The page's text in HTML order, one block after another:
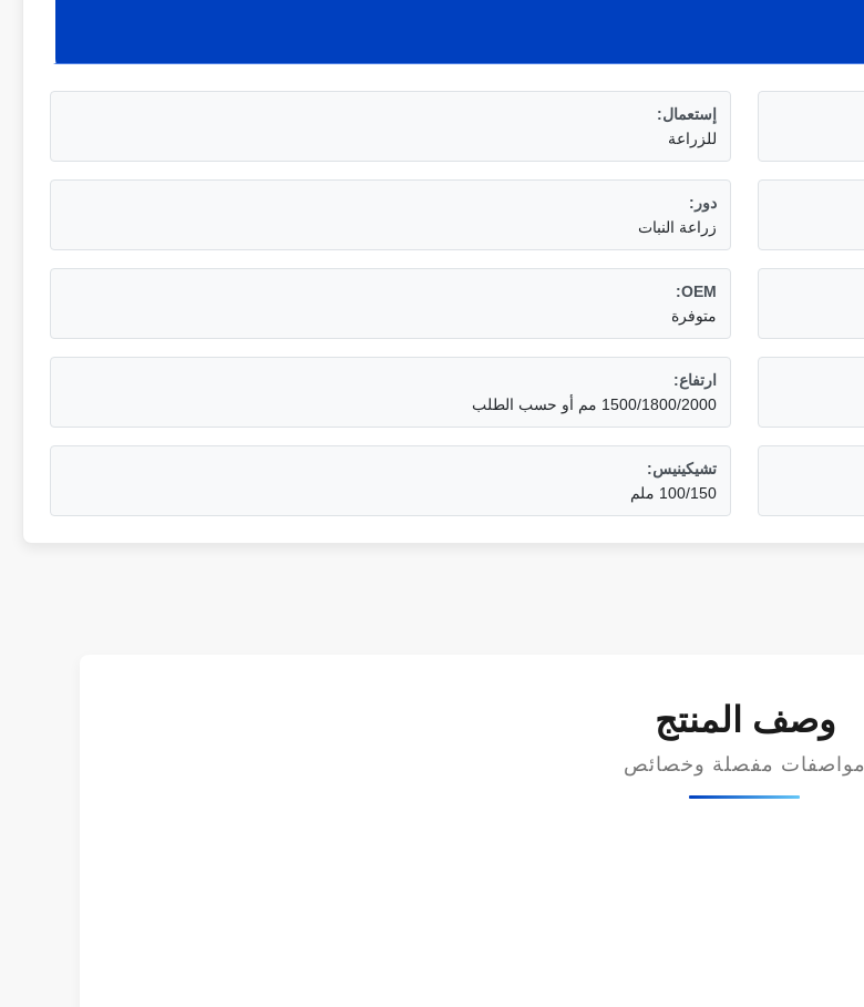
إستعمال:
للزراعة
دور:
زراعة النبات
OEM:
متوفرة
ارتفاع:
1500/1800/2000 مم أو حسب الطلب
تشيكينيس:
100/150 ملم
وصف المنتج
مواصفات مفصلة وخصائص